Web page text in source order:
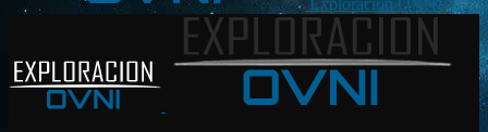
Exploración OVNI